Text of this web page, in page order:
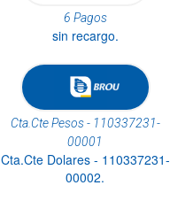
6 Pagos
sin recargo.
Cta.Cte Pesos - 110337231-
00001
Cta.Cte Dolares - 110337231-
00002.